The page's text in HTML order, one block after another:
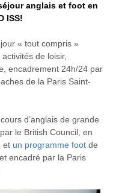
anglais et foot en
ISS!
« tout compris »
de loisir,
encadrement 24h/24 par
de la Paris Saint-
d’anglais de grande
le British Council, en
et un programme foot de
encadré par la Paris